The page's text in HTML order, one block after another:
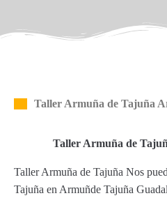
Taller Armuña de Tajuña
Taller Armuña de
Taller Armuña de Tajuña Nos
Tajuña en Armuñde Tajuña